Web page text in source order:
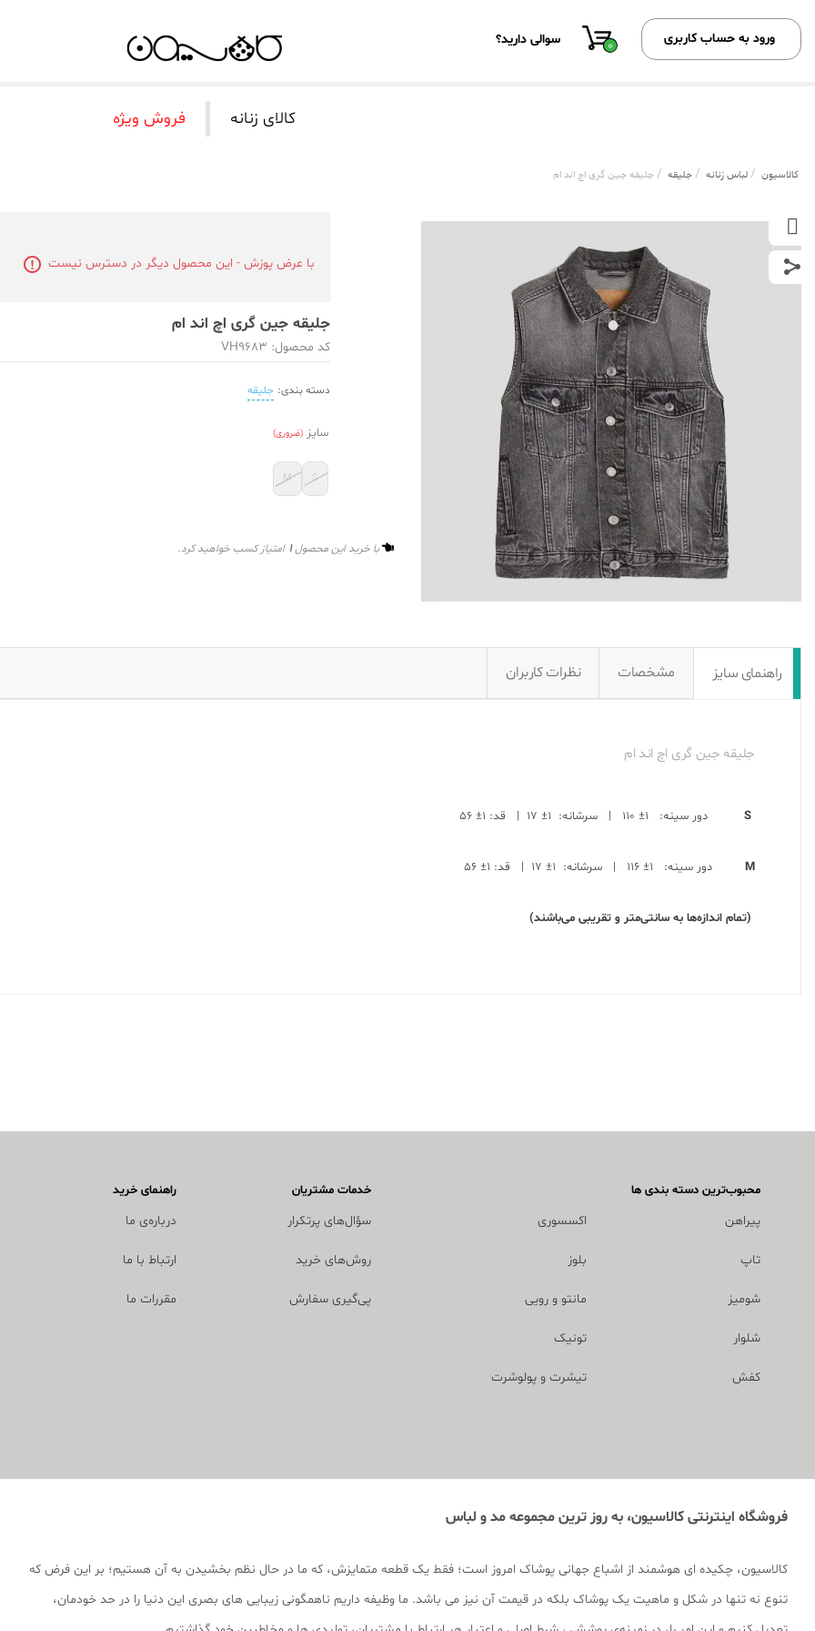
ورود به حساب کاربری 0 سوالی دارید؟
کالای زنانه فروش ویژه
کالاسیون / لباس زنانه / جلیقه / جلیقه جین گری اچ اند ام
با عرض پوزش - این محصول دیگر در دسترس نیست
جلیقه جین گری اچ اند ام
کد محصول: VH9683
دسته بندی: جلیقه
سایز (ضروری)
S
M
با خرید این محصول1 امتیاز کسب خواهید کرد.
راهنمای سایز مشخصات نظرات کاربران
جلیقه جین گری اچ اند ام
دور سینه: ۱± ۱۱۰ | سرشانه: ۱± ۱۷ | قد: ۱± ۵۶
M دور سینه: ۱± ۱۱۶ | سرشانه: ۱± ۱۷ | قد: ۱± ۵۶
(تمام اندازه‌ها به سانتی‌متر و تقریبی می‌باشند)
محبوب‌ترین دسته بندی ها
پیراهن
تاپ
شومیز
شلوار
کفش
اکسسوری
بلوز
مانتو و رویی
تونیک
تیشرت و پولوشرت
خدمات مشتریان
سؤال‌های پرتکرار
روش‌های خرید
پی‌گیری سفارش
راهنمای خرید
درباره‌ی ما
ارتباط با ما
مقررات ما
فروشگاه اینترنتی کالاسیون، به روز ترین مجموعه مد و لباس
کالاسیون، چکیده ای هوشمند از اشباع جهانی پوشاک امروز است؛ فقط یک قطعه متمایزش، که ما در حال نظم بخشیدن به آن هستیم؛ بر این فرض که
تنوع نه تنها در شکل و ماهیت یک پوشاک بلکه در قیمت آن نیز می باشد. ما وظیفه داریم ناهمگونی زیبایی های بصری این دنیا را در حد خودمان،